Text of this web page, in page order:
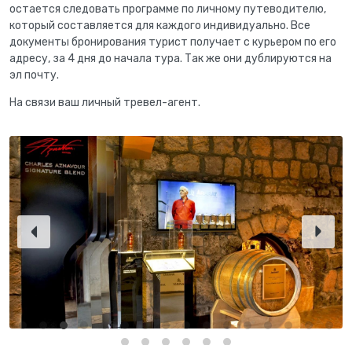
остается следовать программе по личному путеводителю,
который составляется для каждого индивидуально. Все
документы бронирования турист получает с курьером по его
адресу, за 4 дня до начала тура. Так же они дублируются на
эл почту.
На связи ваш личный тревел-агент.